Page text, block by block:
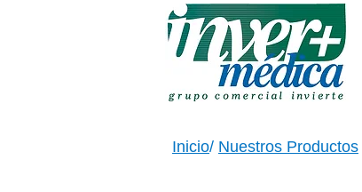
Inicio/ Nuestros Productos